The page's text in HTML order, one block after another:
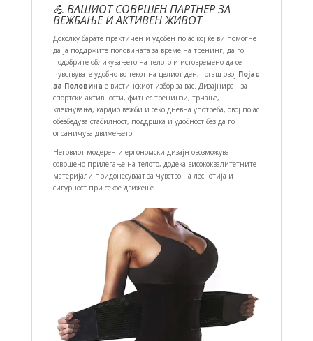
💪 ВАШИОТ СОВРШЕН ПАРТНЕР ЗА
ВЕЖБАЊЕ И АКТИВЕН ЖИВОТ
Доколку барате практичен и удобен појас кој ќе ви помогне
да ја поддржите половината за време на тренинг, да го
подобрите обликувањето на телото и истовремено да се
чувствувате удобно во текот на целиот ден, тогаш овој Појас
за Половина е вистинскиот избор за вас. Дизајниран за
спортски активности, фитнес тренинзи, трчање,
клекнувања, кардио вежби и секојдневна употреба, овој појас
обезбедува стабилност, поддршка и удобност без да го
ограничува движењето.
Неговиот модерен и ергономски дизајн овозможува
совршено прилегање на телото, додека висококвалитетните
материјали придонесуваат за чувство на леснотија и
сигурност при секое движење.